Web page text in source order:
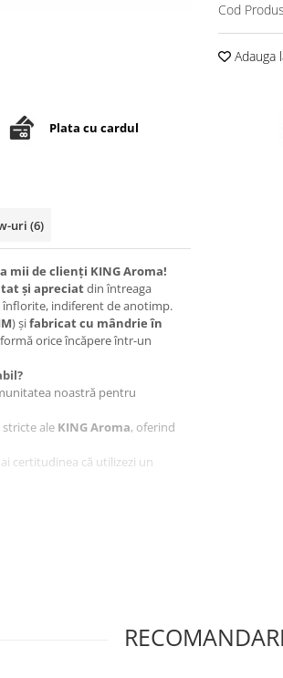
Cod
Adauga
Plata cu cardul
uri (6)
mii de clienți KING Aroma!
și apreciatdin întreaga
înflorite, indiferent de anotimp.
) șifabricat cu mândrie în
orice încăpere într-un
noastră pentru
ale KING Aroma, oferind
ai certitudinea că utilizezi un
rafinat.
RECOMANDARI